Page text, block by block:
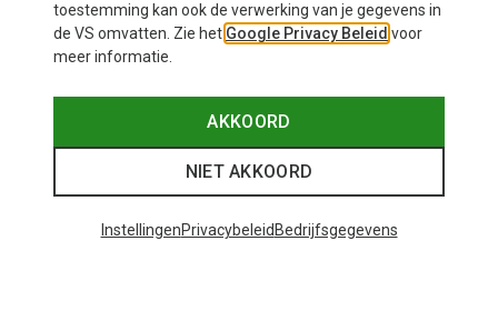
toestemming kan ook de verwerking van je gegevens in
de VS omvatten. Zie het Google Privacy Beleid voor
meer informatie.
AKKOORD
NIET AKKOORD
InstellingenPrivacybeleid Bedrijfsgegevens